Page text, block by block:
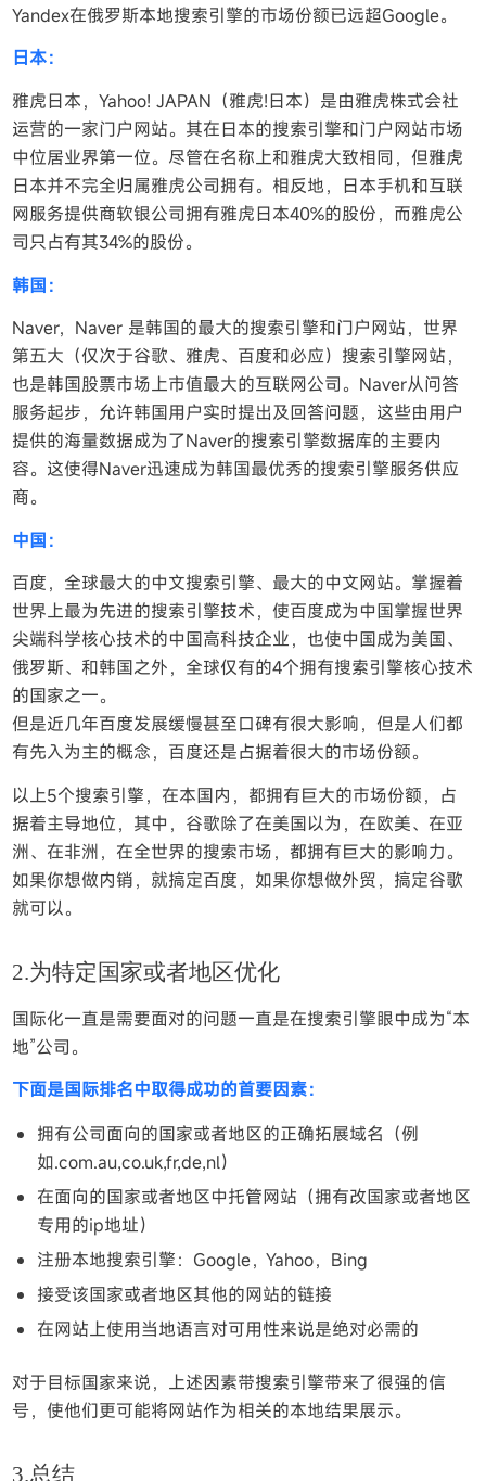
Yandex在俄罗斯本地搜索引擎的市场份额已远超Google。
日本：
雅虎日本，Yahoo! JAPAN（雅虎!日本）是由雅虎株式会社
运营的一家门户网站。其在日本的搜索引擎和门户网站市场
中位居业界第一位。尽管在名称上和雅虎大致相同，但雅虎
日本并不完全归属雅虎公司拥有。相反地，日本手机和互联
网服务提供商软银公司拥有雅虎日本40%的股份，而雅虎公
司只占有其34%的股份。
韩国：
Naver，Naver 是韩国的最大的搜索引擎和门户网站，世界
第五大（仅次于谷歌、雅虎、百度和必应）搜索引擎网站，
也是韩国股票市场上市值最大的互联网公司。Naver从问答
服务起步，允许韩国用户实时提出及回答问题，这些由用户
提供的海量数据成为了Naver的搜索引擎数据库的主要内
容。这使得Naver迅速成为韩国最优秀的搜索引擎服务供应
商。
中国：
百度，全球最大的中文搜索引擎、最大的中文网站。掌握着
世界上最为先进的搜索引擎技术，使百度成为中国掌握世界
尖端科学核心技术的中国高科技企业，也使中国成为美国、
俄罗斯、和韩国之外，全球仅有的4个拥有搜索引擎核心技术
的国家之一。
但是近几年百度发展缓慢甚至口碑有很大影响，但是人们都
有先入为主的概念，百度还是占据着很大的市场份额。
以上5个搜索引擎，在本国内，都拥有巨大的市场份额，占
据着主导地位，其中，谷歌除了在美国以为，在欧美、在亚
洲、在非洲，在全世界的搜索市场，都拥有巨大的影响力。
如果你想做内销，就搞定百度，如果你想做外贸，搞定谷歌
就可以。
2.为特定国家或者地区优化
国际化一直是需要面对的问题一直是在搜索引擎眼中成为“本
地”公司。
下面是国际排名中取得成功的首要因素：
拥有公司面向的国家或者地区的正确拓展域名（例
如.com.au,co.uk,fr,de,nl）
在面向的国家或者地区中托管网站（拥有改国家或者地区
专用的ip地址）
注册本地搜索引擎：Google，Yahoo，Bing
接受该国家或者地区其他的网站的链接
在网站上使用当地语言对可用性来说是绝对必需的
对于目标国家来说，上述因素带搜索引擎带来了很强的信
号，使他们更可能将网站作为相关的本地结果展示。
3.总结